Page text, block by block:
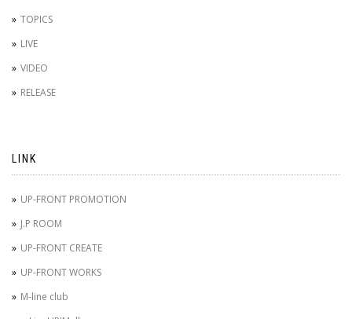
TOPICS
LIVE
VIDEO
RELEASE
LINK
UP-FRONT PROMOTION
J.P ROOM
UP-FRONT CREATE
UP-FRONT WORKS
M-line club